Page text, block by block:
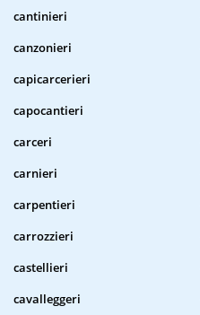
cantinieri
canzonieri
capicarcerieri
capocantieri
carceri
carnieri
carpentieri
carrozzieri
castellieri
cavalleggeri